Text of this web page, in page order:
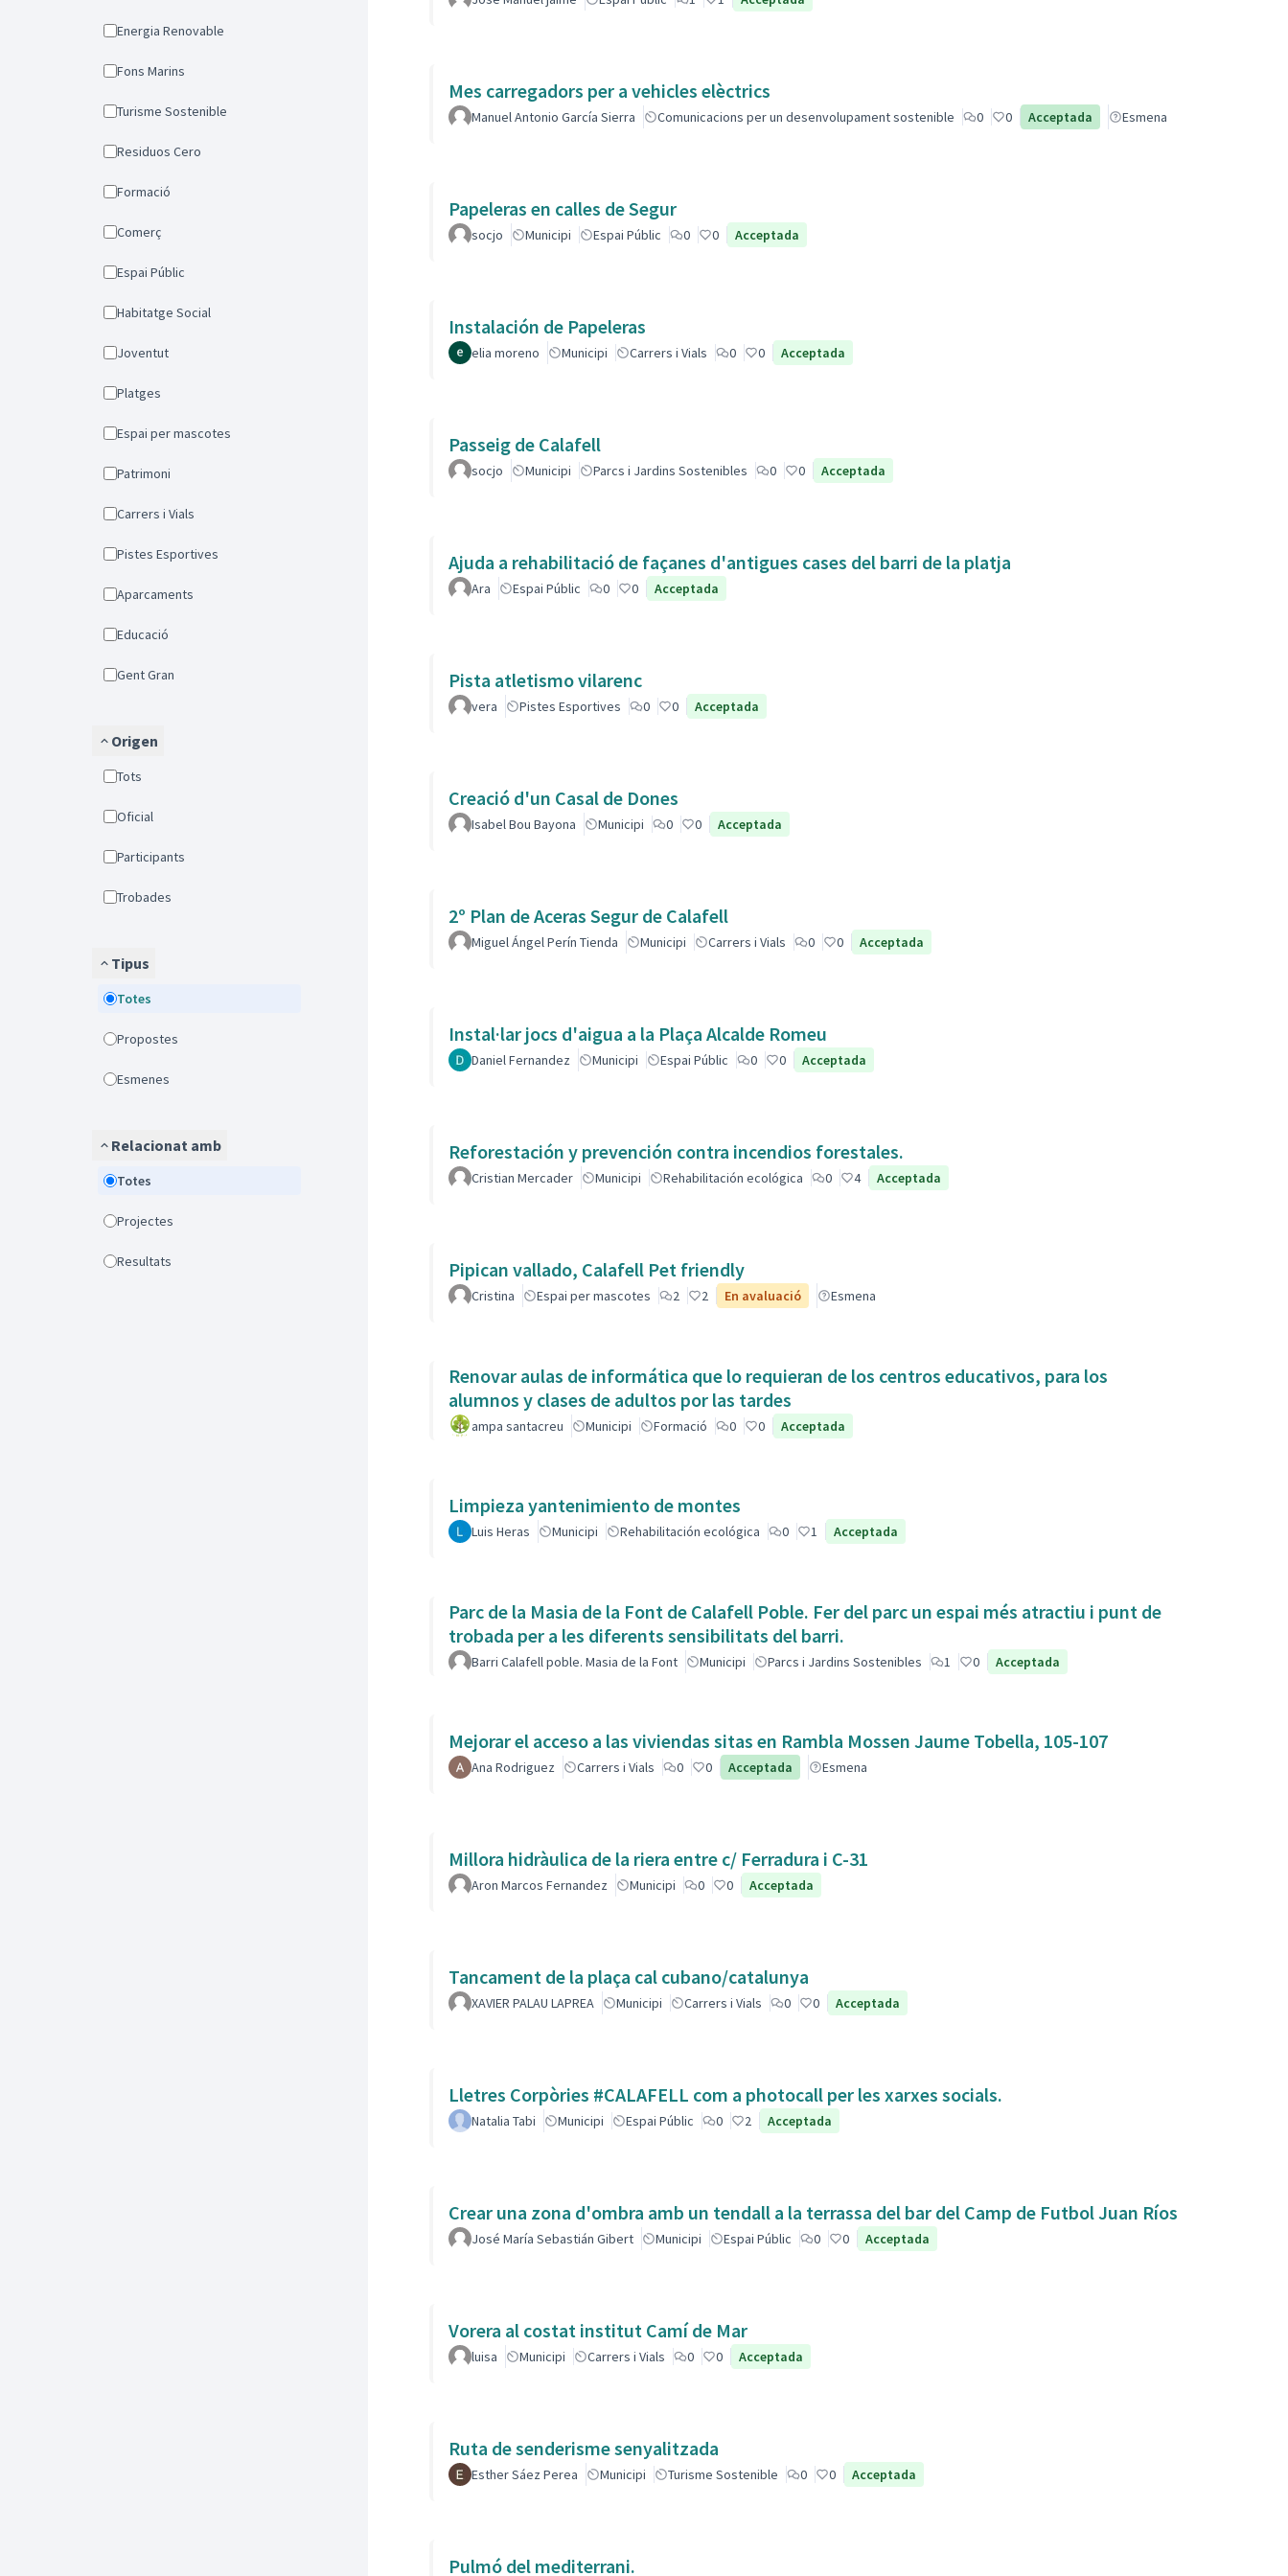
Energia Renovable
Fons Marins
Turisme Sostenible
Residuos Cero
Formació
Comerç
Espai Públic
Habitatge Social
Joventut
Platges
Espai per mascotes
Patrimoni
Carrers i Vials
Pistes Esportives
Aparcaments
Educació
Gent Gran
Origen
Tots
Oficial
Participants
Trobades
Tipus
Totes
Propostes
Esmenes
Relacionat amb
Totes
Projectes
Resultats
Mes carregadors per a vehicles elèctrics
Manuel Antonio García Sierra Comunicacions per un desenvolupament sostenible 0 0 Acceptada Esmena
Papeleras en calles de Segur
socjo Municipi Espai Públic 0 0 Acceptada
Instalación de Papeleras
elia moreno Municipi Carrers i Vials 0 0 Acceptada
Passeig de Calafell
socjo Municipi Parcs i Jardins Sostenibles 0 0 Acceptada
Ajuda a rehabilitació de façanes d'antigues cases del barri de la platja
Ara Espai Públic 0 0 Acceptada
Pista atletismo vilarenc
vera Pistes Esportives 0 0 Acceptada
Creació d'un Casal de Dones
Isabel Bou Bayona Municipi 0 0 Acceptada
2º Plan de Aceras Segur de Calafell
Miguel Ángel Perín Tienda Municipi Carrers i Vials 0 0 Acceptada
Instal·lar jocs d'aigua a la Plaça Alcalde Romeu
Daniel Fernandez Municipi Espai Públic 0 0 Acceptada
Reforestación y prevención contra incendios forestales.
Cristian Mercader Municipi Rehabilitación ecológica 0 4 Acceptada
Pipican vallado, Calafell Pet friendly
Cristina Espai per mascotes 2 2 En avaluació Esmena
Renovar aulas de informática que lo requieran de los centros educativos, para los
alumnos y clases de adultos por las tardes
ampa santacreu Municipi Formació 0 0 Acceptada
Limpieza yantenimiento de montes
Luis Heras Municipi Rehabilitación ecológica 0 1 Acceptada
Parc de la Masia de la Font de Calafell Poble. Fer del parc un espai més atractiu i punt de
trobada per a les diferents sensibilitats del barri.
Barri Calafell poble. Masia de la Font Municipi Parcs i Jardins Sostenibles 1 0 Acceptada
Mejorar el acceso a las viviendas sitas en Rambla Mossen Jaume Tobella, 105-107
Ana Rodriguez Carrers i Vials 0 0 Acceptada Esmena
Millora hidràulica de la riera entre c/ Ferradura i C-31
Aron Marcos Fernandez Municipi 0 0 Acceptada
Tancament de la plaça cal cubano/catalunya
XAVIER PALAU LAPREA Municipi Carrers i Vials 0 0 Acceptada
Lletres Corpòries #CALAFELL com a photocall per les xarxes socials.
Natalia Tabi Municipi Espai Públic 0 2 Acceptada
Crear una zona d'ombra amb un tendall a la terrassa del bar del Camp de Futbol Juan Ríos
José María Sebastián Gibert Municipi Espai Públic 0 0 Acceptada
Vorera al costat institut Camí de Mar
luisa Municipi Carrers i Vials 0 0 Acceptada
Ruta de senderisme senyalitzada
Esther Sáez Perea Municipi Turisme Sostenible 0 0 Acceptada
Pulmó del mediterrani.